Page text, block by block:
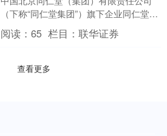
（下称“同仁堂集团”）旗下企业同仁堂医
养（02667.HK）在港交所首发上市。 这
是继同仁....
阅读：65 栏目：联华证券
查看更多